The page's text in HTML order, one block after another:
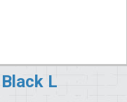
L